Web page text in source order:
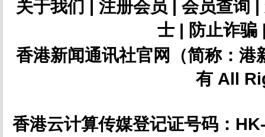
关于我们 | 注册会员 | 会员查询 |
士| 防止诈骗
香港新闻通讯社官网（简称：港
有 All
香港云计算传媒登记证号码：